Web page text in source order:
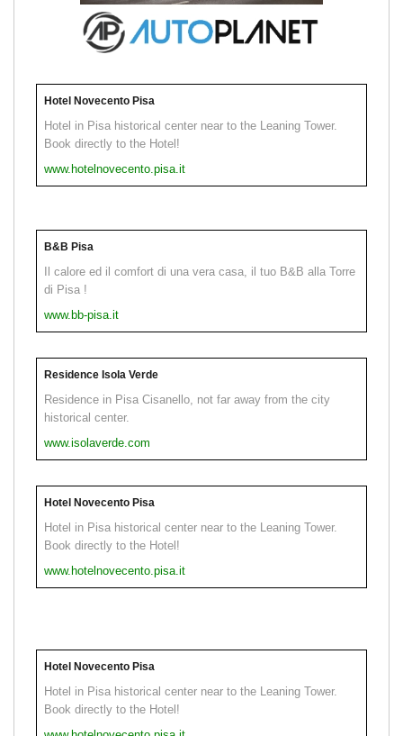
Hotel Novecento Pisa
Hotel in Pisa historical center near to the Leaning Tower.
Book directly to the Hotel!
www.hotelnovecento.pisa.it
B&B Pisa
Il calore ed il comfort di una vera casa, il tuo B&B alla Torre
di Pisa !
www.bb-pisa.it
Residence Isola Verde
Residence in Pisa Cisanello, not far away from the city
historical center.
www.isolaverde.com
Hotel Novecento Pisa
Hotel in Pisa historical center near to the Leaning Tower.
Book directly to the Hotel!
www.hotelnovecento.pisa.it
Hotel Novecento Pisa
Hotel in Pisa historical center near to the Leaning Tower.
Book directly to the Hotel!